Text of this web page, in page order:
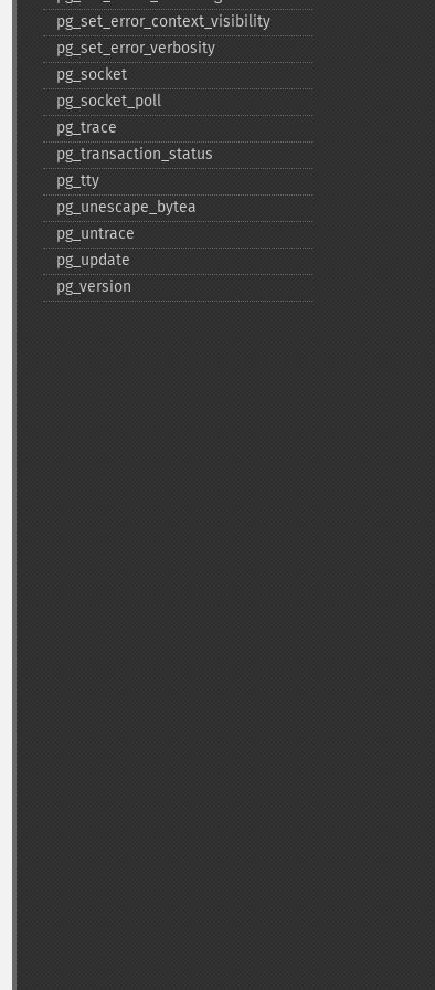
pg_​set_​error_​context_​visibility
pg_​set_​error_​verbosity
pg_​socket
pg_​socket_​poll
pg_​trace
pg_​transaction_​status
pg_​tty
pg_​unescape_​bytea
pg_​untrace
pg_​update
pg_​version